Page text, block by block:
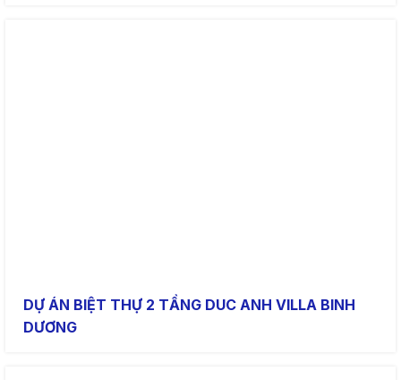
DỰ ÁN BIỆT THỰ 2 TẦNG DUC ANH VILLA BINH
DƯƠNG